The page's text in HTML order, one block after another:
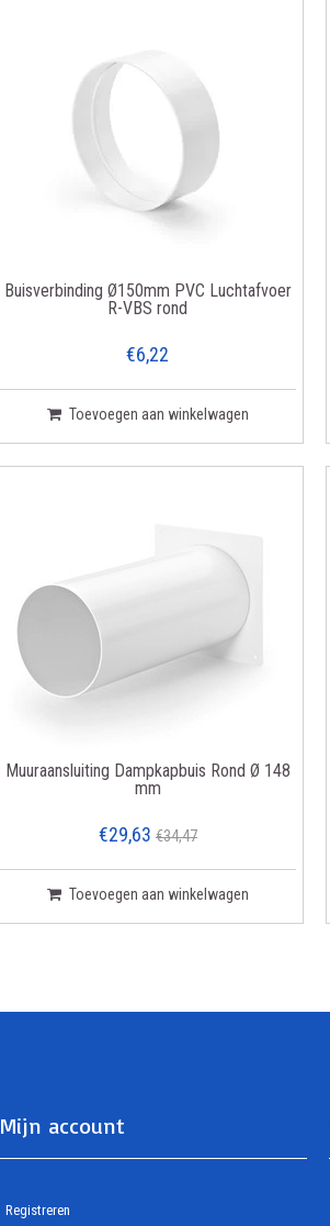
Buisverbinding Ø150mm PVC Luchtafvoer
R-VBS rond
€6,22
Toevoegen aan winkelwagen
Muuraansluiting Dampkapbuis Rond Ø 148
mm
€29,63 €34,47
Toevoegen aan winkelwagen
Mijn account
Registreren